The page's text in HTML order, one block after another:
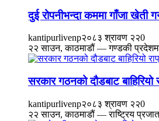
दुई रोपनीभन्दा कममा गाँजा खेती
kantipurlivenp२०८३ श्रावण २२0
२२ साउन, काठमाडौं — गण्डकी प्रदेशमा
सरकार गठनको दौडबाट बाहिरियो
kantipurlivenp२०८३ श्रावण २२0
२२ साउन, काठमाडौं — राष्ट्रिय